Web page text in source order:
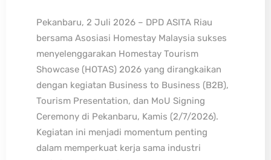
Pekanbaru, 2 Juli 2026 – DPD ASITA Riau
bersama Asosiasi Homestay Malaysia sukses
menyelenggarakan Homestay Tourism
Showcase (HOTAS) 2026 yang dirangkaikan
dengan kegiatan Business to Business (B2B),
Tourism Presentation, dan MoU Signing
Ceremony di Pekanbaru, Kamis (2/7/2026).
Kegiatan ini menjadi momentum penting
dalam memperkuat kerja sama industri